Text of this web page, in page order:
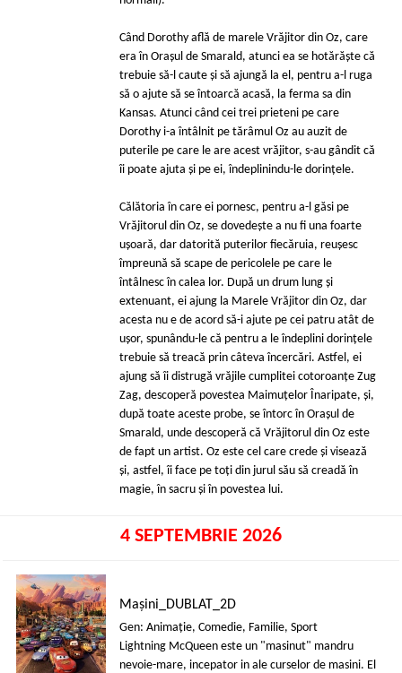
Când Dorothy află de marele Vrăjitor din Oz, care
era în Oraşul de Smarald, atunci ea se hotărăşte că
trebuie să-l caute şi să ajungă la el, pentru a-l ruga
să o ajute să se întoarcă acasă, la ferma sa din
Kansas. Atunci când cei trei prieteni pe care
Dorothy i-a întâlnit pe tărâmul Oz au auzit de
puterile pe care le are acest vrăjitor, s-au gândit că
îi poate ajuta şi pe ei, îndeplinindu-le dorinţele.
Călătoria în care ei pornesc, pentru a-l găsi pe
Vrăjitorul din Oz, se dovedeşte a nu fi una foarte
uşoară, dar datorită puterilor fiecăruia, reușesc
împreună să scape de pericolele pe care le
întâlnesc în calea lor. După un drum lung şi
extenuant, ei ajung la Marele Vrăjitor din Oz, dar
acesta nu e de acord să-i ajute pe cei patru atât de
uşor, spunându-le că pentru a le îndeplini dorinţele
trebuie să treacă prin câteva încercări. Astfel, ei
ajung să îi distrugă vrăjile cumplitei cotoroanțe Zug
Zag, descoperă povestea Maimuţelor Înaripate, şi,
după toate aceste probe, se întorc în Orașul de
Smarald, unde descoperă că Vrăjitorul din Oz este
de fapt un artist. Oz este cel care crede și visează
și, astfel, îi face pe toți din jurul său să creadă în
magie, în sacru și în povestea lui.
4 SEPTEMBRIE 2026
Mașini_DUBLAT_2D
Gen: Animaţie, Comedie, Familie, Sport
Lightning McQueen este un "masinut" mandru
nevoie-mare, incepator in ale curselor de masini. El